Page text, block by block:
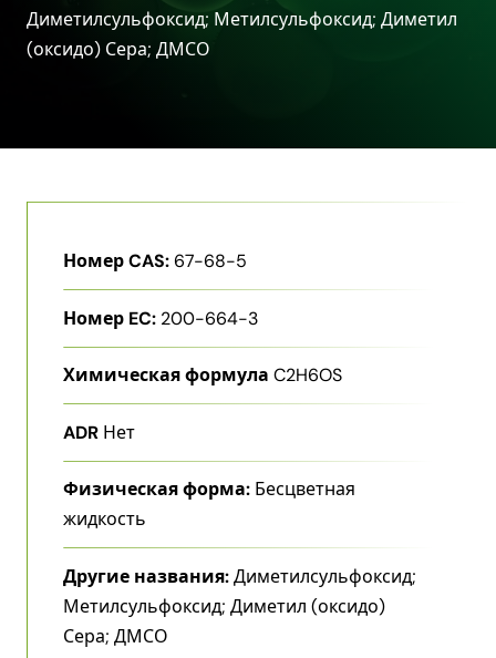
Диметилсульфоксид; Метилсульфоксид; Диметил
(оксидо) Сера; ДМСО
Номер CAS:67-68-5
Номер EC: 200-664-3
Химическая формула C2H6OS
ADR Нет
Физическая форма: Бесцветная
жидкость
Другие названия:Диметилсульфоксид;
Метилсульфоксид; Диметил (оксидо)
Сера; ДМСО